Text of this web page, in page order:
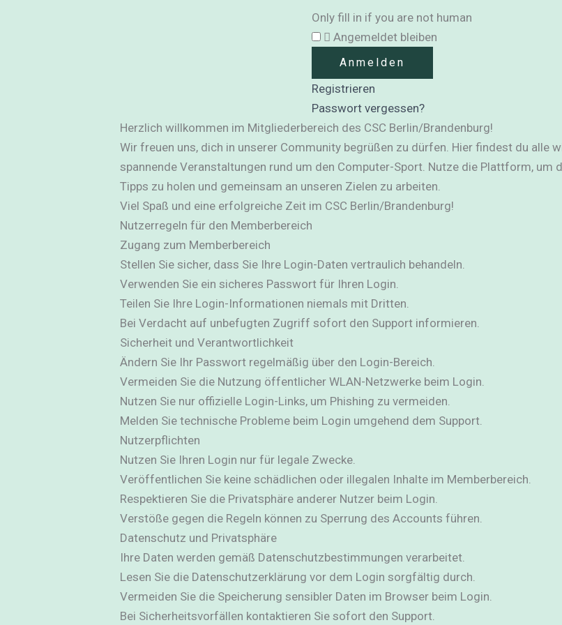
Only fill in if you are not human
Angemeldet bleiben
Registrieren
Passwort vergessen?
Herzlich willkommen im Mitgliederbereich des CSC Berlin/Brandenburg!
Wir freuen uns, dich in unserer Community begrüßen zu dürfen. Hier findest du alle
spannende Veranstaltungen rund um den Computer-Sport. Nutze die Plattform, um
Tipps zu holen und gemeinsam an unseren Zielen zu arbeiten.
Viel Spaß und eine erfolgreiche Zeit im CSC Berlin/Brandenburg!
Nutzerregeln für den Memberbereich
Zugang zum Memberbereich
Stellen Sie sicher, dass Sie Ihre Login-Daten vertraulich behandeln.
Verwenden Sie ein sicheres Passwort für Ihren Login.
Teilen Sie Ihre Login-Informationen niemals mit Dritten.
Bei Verdacht auf unbefugten Zugriff sofort den Support informieren.
Sicherheit und Verantwortlichkeit
Ändern Sie Ihr Passwort regelmäßig über den Login-Bereich.
Vermeiden Sie die Nutzung öffentlicher WLAN-Netzwerke beim Login.
Nutzen Sie nur offizielle Login-Links, um Phishing zu vermeiden.
Melden Sie technische Probleme beim Login umgehend dem Support.
Nutzerpflichten
Nutzen Sie Ihren Login nur für legale Zwecke.
Veröffentlichen Sie keine schädlichen oder illegalen Inhalte im Memberbereich.
Respektieren Sie die Privatsphäre anderer Nutzer beim Login.
Verstöße gegen die Regeln können zu Sperrung des Accounts führen.
Datenschutz und Privatsphäre
Ihre Daten werden gemäß Datenschutzbestimmungen verarbeitet.
Lesen Sie die Datenschutzerklärung vor dem Login sorgfältig durch.
Vermeiden Sie die Speicherung sensibler Daten im Browser beim Login.
Bei Sicherheitsvorfällen kontaktieren Sie sofort den Support.